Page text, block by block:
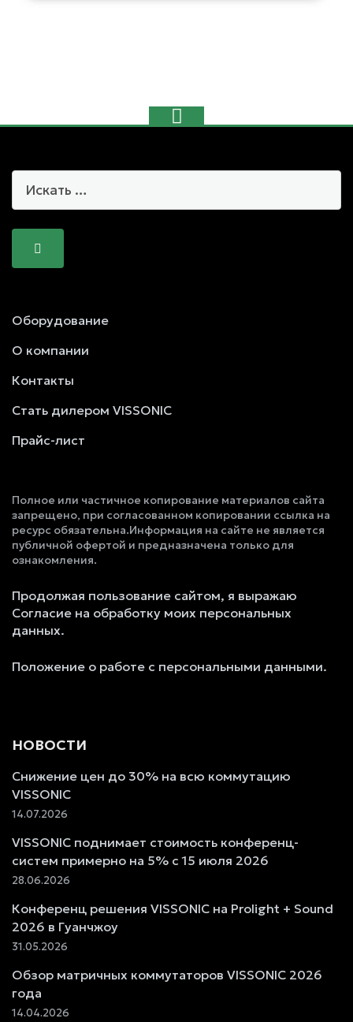
Оборудование
О компании
Контакты
Стать дилером VISSONIC
Прайс-лист
Полное или частичное копирование материалов сайта
запрещено, при согласованном копировании ссылка на
ресурс обязательна.Информация на сайте не является
публичной офертой и предназначена только для
ознакомления.
Продолжая пользование сайтом, я выражаю
Согласие на обработку моих персональных
данных.
Положение о работе с персональными данными.
НОВОСТИ
Снижение цен до 30% на всю коммутацию
VISSONIC
14.07.2026
VISSONIC поднимает стоимость конференц-
систем примерно на 5% с 15 июля 2026
28.06.2026
Конференц решения VISSONIC на Prolight + Sound
2026 в Гуанчжоу
31.05.2026
Обзор матричных коммутаторов VISSONIC 2026
года
14.04.2026